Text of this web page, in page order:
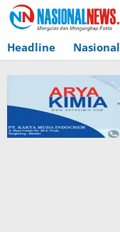
Lewati
ke
konten
Headline Nasional